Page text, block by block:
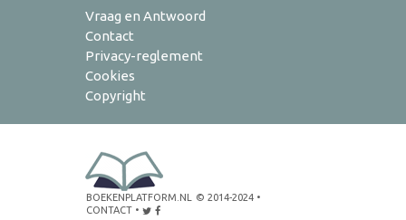
Vraag en Antwoord
Contact
Privacy-reglement
Cookies
Copyright
BOEKENPLATFORM.NL © 2014-2024 •
CONTACT •